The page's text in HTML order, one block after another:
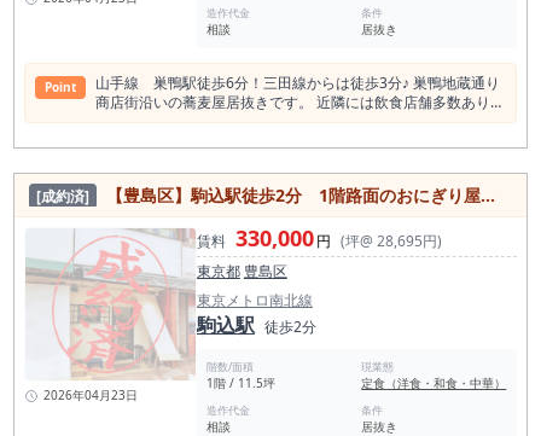
造作代金
相談
条件
居抜き
Point
山手線 巣鴨駅徒歩6分！三田線からは徒歩3分♪ 巣鴨地蔵通り
商店街沿いの蕎麦屋居抜きです。 近隣には飲食店舗多数あり！
重飲食は不可となりますのでご留意ください。 巣鴨駅の店舗賃
平均賃料相場年別推移（2022年〜2024年） 平均坪単価 2024
年 25,037円 2023年 22,906円 2021年 21,993円 2022年
29,490円 ＜巣鴨駅飲食店数 406件＞（食べログ調べ） 周辺
駅と比較して大きく変化がある特徴は無いが、若干居酒屋の数
が少ない傾向がある。 一方カフェの件数は多い。 本物件の前
業態である蕎麦屋系は巣鴨駅周辺は19件だが、巣鴨駅前には1
件しかない。 商店街の中も3件しかない。 蕎麦屋は狙い目と思
われる。 和食 133店 居酒屋 104店 カフェ 66店 スイ
ーツ店 45店 洋食・西洋料理 44店 中華料理 41店 ラーメン店
32店 バー 29店 アジアエスニック 24店 パン・サ
ンドイッチ 21店 カレー 19店 焼肉ホルモン 16店 ＜巣鴨駅1日
平均乗降客数＞ JR東日本 山手線 巣鴨駅 65,775人 2023
年度 都営三田線 巣鴨駅 82,086人 2023年度 合計：
[成約済] 【豊島区】駒込駅徒歩2分 1階路面のおにぎり屋居抜き店舗！
2026年04月23日
賃料 330,000円 (坪@ 28,695円)
東京都 豊島区
東京メトロ南北線
駒込駅 徒歩2分
階数/面積
1階 / 11.5坪
現業態
定食（洋食・和食・中華）
造作代金
相談
条件
居抜き